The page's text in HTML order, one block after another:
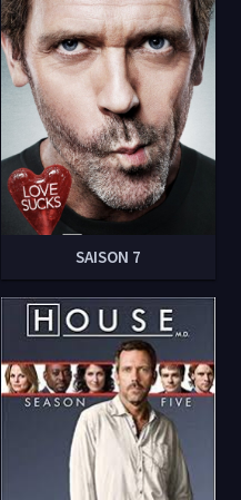
SAISON 7